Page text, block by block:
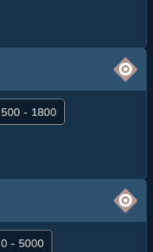
500 - 1800
0 - 5000